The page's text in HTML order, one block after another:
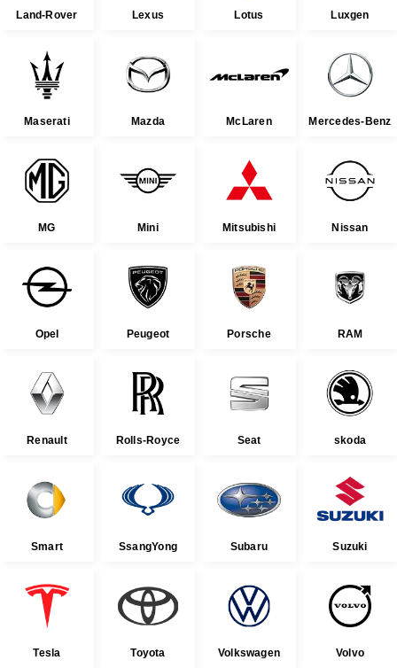
Land-Rover Lexus Lotus Luxgen
Maserati Mazda McLaren Mercedes-Benz
MG Mini Mitsubishi Nissan
Opel Peugeot Porsche RAM
Renault Rolls-Royce Seat skoda
Smart SsangYong Subaru Suzuki
Tesla Toyota Volkswagen Volvo